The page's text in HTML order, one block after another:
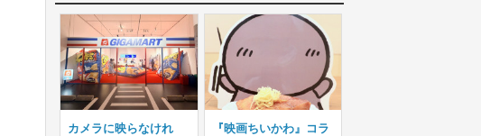
カメラに映らなけれ
『映画ちいかわ』コラ